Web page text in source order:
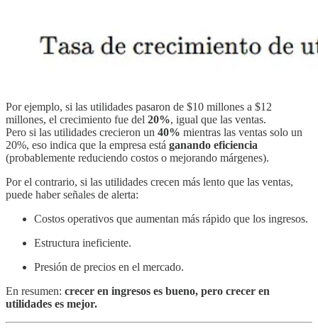
Por ejemplo, si las utilidades pasaron de $10 millones a $12
millones, el crecimiento fue del 20%, igual que las ventas.
Pero si las utilidades crecieron un 40% mientras las ventas solo un
20%, eso indica que la empresa está ganando eficiencia
(probablemente reduciendo costos o mejorando márgenes).
Por el contrario, si las utilidades crecen más lento que las ventas,
puede haber señales de alerta:
Costos operativos que aumentan más rápido que los ingresos.
Estructura ineficiente.
Presión de precios en el mercado.
En resumen: crecer en ingresos es bueno, pero crecer en
utilidades es mejor.